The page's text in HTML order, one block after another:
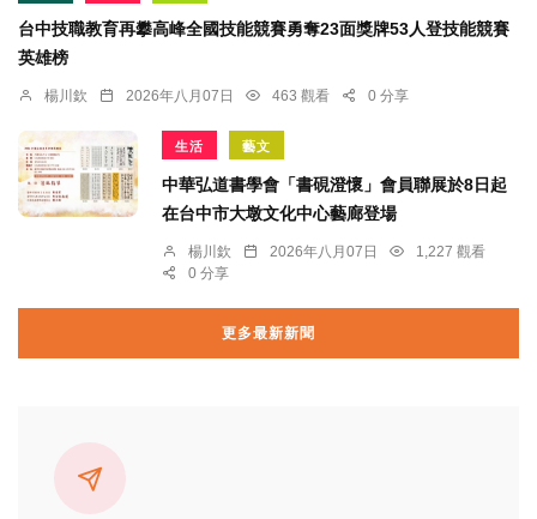
台中技職教育再攀高峰全國技能競賽勇奪23面獎牌53人登技能競賽
英雄榜
楊川欽 2026年八月07日 463 觀看 0 分享
生活 藝文
中華弘道書學會「書硯澄懷」會員聯展於8日起
在台中市大墩文化中心藝廊登場
楊川欽 2026年八月07日
1,227 觀看
0 分享
更多最新新聞